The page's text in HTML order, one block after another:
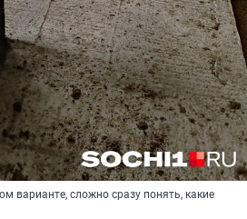
варианте, сложно сразу понять, какие